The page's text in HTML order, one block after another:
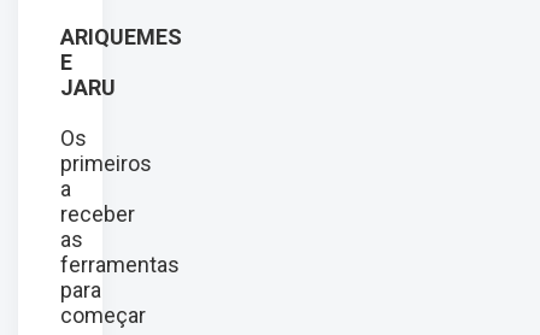
ARIQUEMES
E
JARU
Os
primeiros
a
receber
as
ferramentas
para
começar